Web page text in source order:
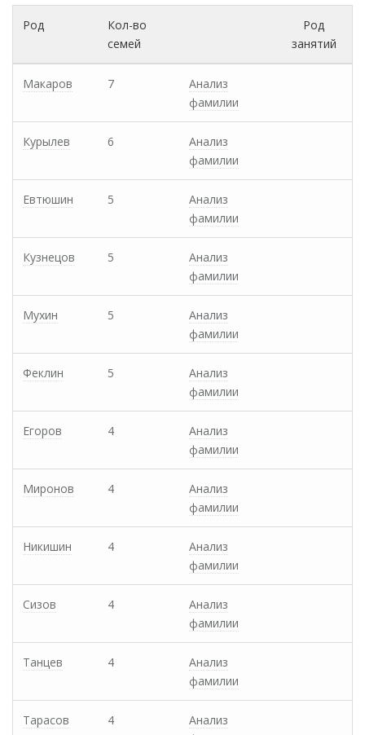
Род
Кол-во
семей
Род
занятий
Макаров 7
Анализ
фамилии
Курылев 6
Анализ
фамилии
Евтюшин 5
Анализ
фамилии
Кузнецов 5
Анализ
фамилии
Мухин 5
Анализ
фамилии
Феклин 5
Анализ
фамилии
Егоров 4
Анализ
фамилии
Миронов 4
Анализ
фамилии
Никишин 4
Анализ
фамилии
Сизов 4
Анализ
фамилии
Танцев 4
Анализ
фамилии
Тарасов 4
Анализ